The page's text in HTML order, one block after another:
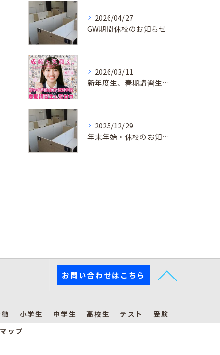
2026/04/27
GW期間休校のお知らせ
2026/03/11
新年度生、春期講習生 受付中！
2025/12/29
年末年始・休校のお知らせ
お問い合わせはこちら
小学生 中学生 高校生 テスト
受験
ップ